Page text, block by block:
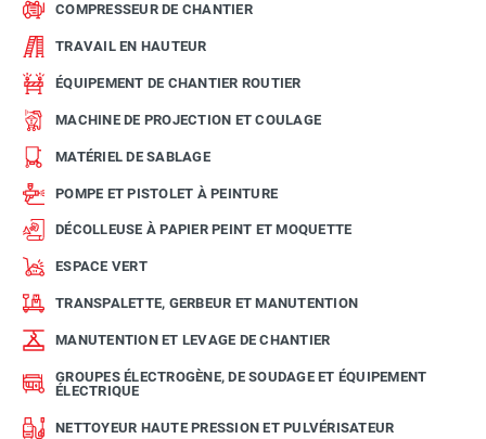
COMPRESSEUR DE CHANTIER
TRAVAIL EN HAUTEUR
ÉQUIPEMENT DE CHANTIER ROUTIER
MACHINE DE PROJECTION ET COULAGE
MATÉRIEL DE SABLAGE
POMPE ET PISTOLET À PEINTURE
DÉCOLLEUSE À PAPIER PEINT ET MOQUETTE
ESPACE VERT
TRANSPALETTE, GERBEUR ET MANUTENTION
MANUTENTION ET LEVAGE DE CHANTIER
GROUPES ÉLECTROGÈNE, DE SOUDAGE ET ÉQUIPEMENT
ÉLECTRIQUE
NETTOYEUR HAUTE PRESSION ET PULVÉRISATEUR